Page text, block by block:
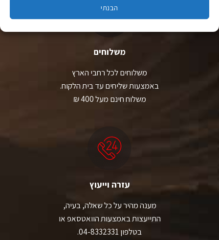
הבנתי
משלוחים
משלוחים לכל רחבי הארץ
באמצעות שליחים עד בית הלקוח.
משלוח חינם מעל 400 ₪
עזרה וייעוץ
מענה מהיר על כל שאלה, בעיה,
התייעצות באמצעות הוואטסאפ או
בטלפון 04-8332331.